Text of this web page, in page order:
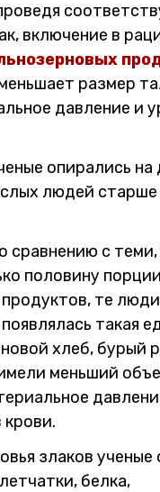
включение в
размер
давление и
опирались на
людей старше
сравнению с теми,
половину порции
те
такая
хлеб, бурый
меньший
крови.
злаков ученые
белка,